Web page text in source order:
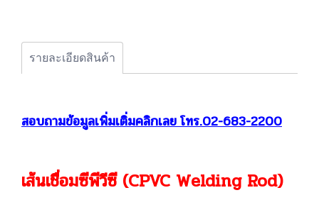
รายละเอียดสินค้า
สอบถามข้อมูลเพิ่มเติ่มคลิกเลย โทร.02-683-2200
เส้นเชื่อมซีพีวีซี (CPVC Welding Rod)